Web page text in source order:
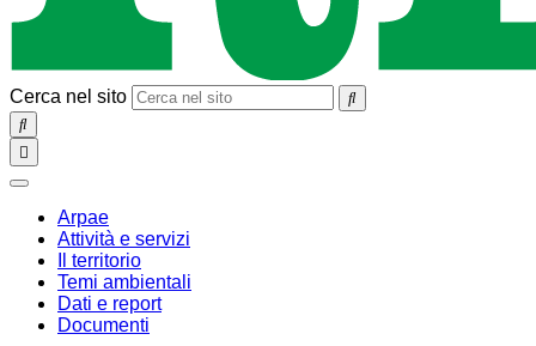
Cerca nel sito
SEARCH
Toggle
navigation
chiudi
Arpae
Attività e servizi
Il territorio
Temi ambientali
Dati e report
Documenti